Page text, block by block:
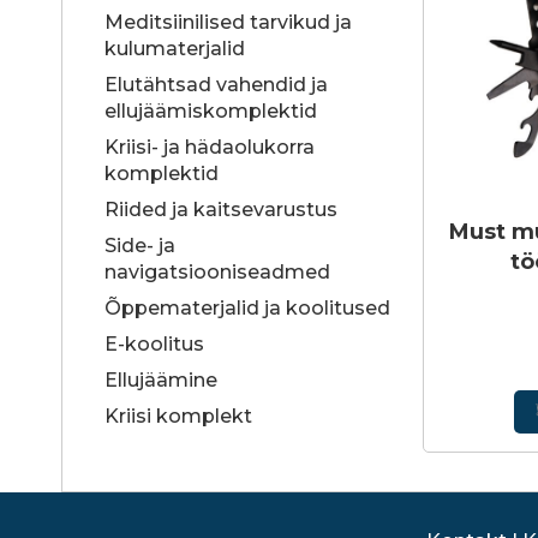
Meditsiinilised tarvikud ja
kulumaterjalid
Elutähtsad vahendid ja
ellujäämiskomplektid
Kriisi- ja hädaolukorra
komplektid
Riided ja kaitsevarustus
Side- ja
navigatsiooniseadmed
Õppematerjalid ja koolitused
E-koolitus
Ellujäämine
Kriisi komplekt
Must